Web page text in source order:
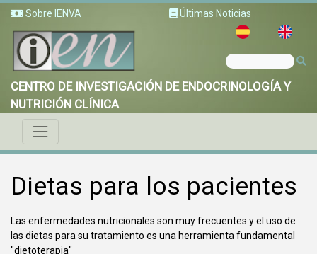
Sobre IENVA Últimas Noticias
CENTRO DE INVESTIGACIÓN DE ENDOCRINOLOGÍA Y
NUTRICIÓN CLÍNICA
Dietas para los pacientes
Las enfermedades nutricionales son muy frecuentes y el uso de
las dietas para su tratamiento es una herramienta fundamental
"dietoterapia"